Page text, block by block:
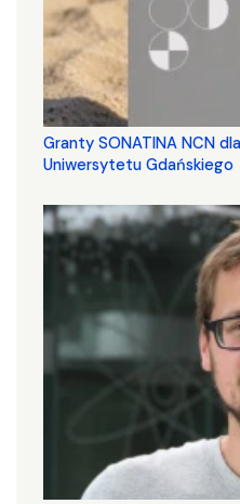
Granty SONATINA NCN
Uniwersytetu Gdańskiego